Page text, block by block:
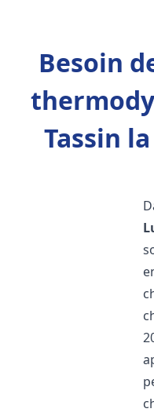
Besoin
Tassin